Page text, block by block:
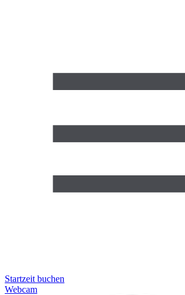
Startzeit buchen
Webcam